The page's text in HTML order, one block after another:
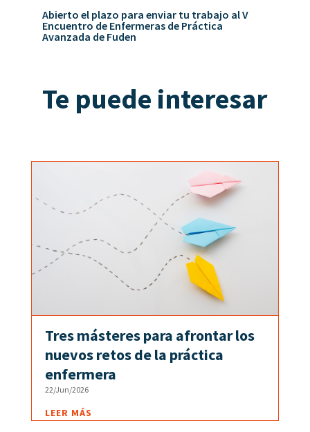
Abierto el plazo para enviar tu trabajo al V
Encuentro de Enfermeras de Práctica
Avanzada de Fuden
Te puede interesar
Tres másteres para afrontar los
nuevos retos de la práctica
enfermera
22/Jun/2026
LEER MÁS